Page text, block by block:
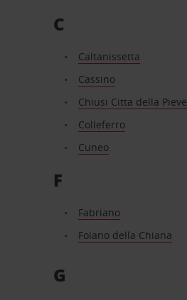
C
Caltanissetta
Cassino
Chiusi Citta della Pieve
Colleferro
Cuneo
F
Fabriano
Foiano della Chiana
G